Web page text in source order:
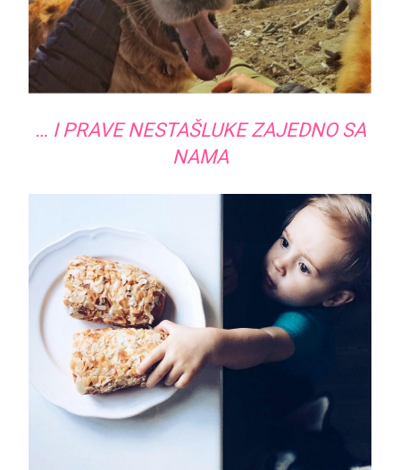
… I PRAVE NESTAŠLUKE ZAJEDNO SA
NAMA